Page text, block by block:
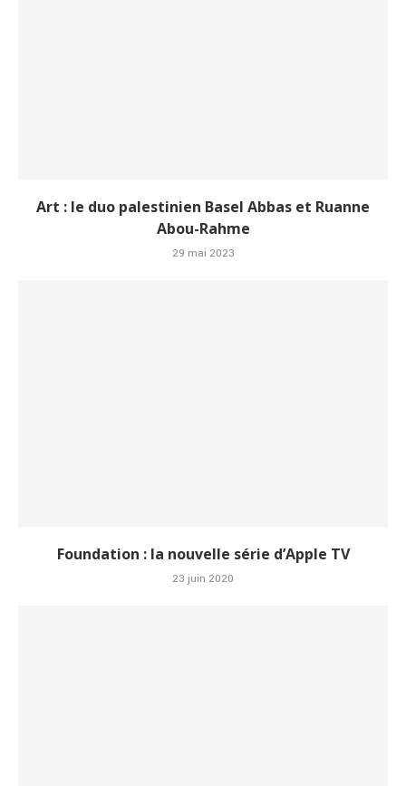
Art : le duo palestinien Basel Abbas et Ruanne
Abou-Rahme
29 mai 2023
Foundation : la nouvelle série d’Apple TV
23 juin 2020